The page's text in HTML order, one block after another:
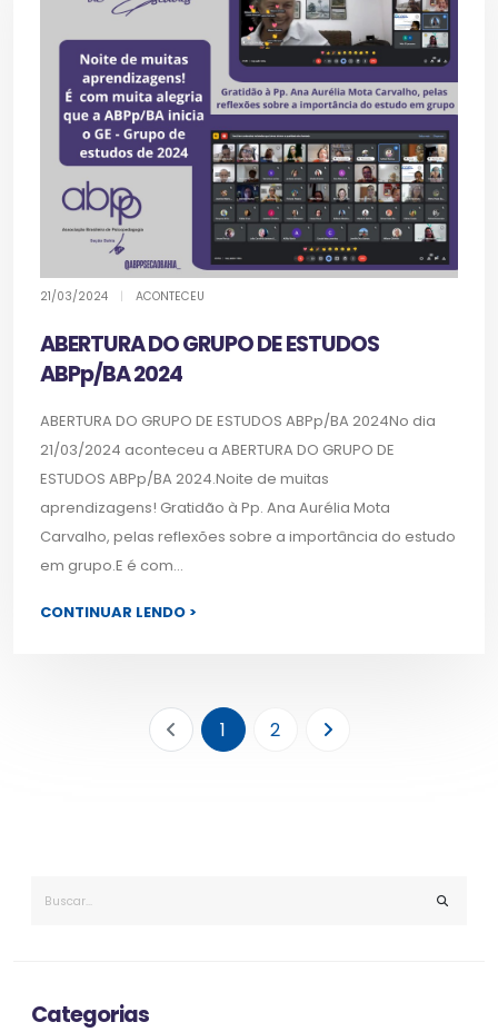
21/03/2024 ACONTECEU
ABERTURA DO GRUPO DE ESTUDOS
ABPp/BA 2024
ABERTURA DO GRUPO DE ESTUDOS ABPp/BA 2024No dia
21/03/2024 aconteceu a ABERTURA DO GRUPO DE
ESTUDOS ABPp/BA 2024.Noite de muitas
aprendizagens! Gratidão à Pp. Ana Aurélia Mota
Carvalho, pelas reflexões sobre a importância do estudo
em grupo.E é com...
CONTINUAR LENDO >
1 2
Categorias